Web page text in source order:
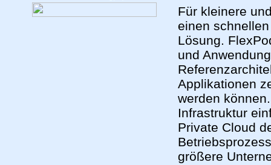
Für kleinere
einen
Lösung.
und
Applikationen
werden
Infrastruktur
Private Cloud
größere